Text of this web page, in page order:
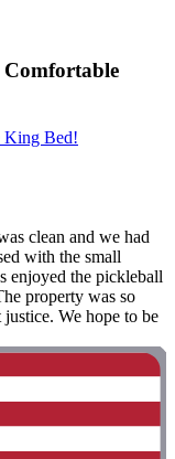
King Bed!
clean and we had
with the small
enjoyed the pickleball
property was so
We hope to be